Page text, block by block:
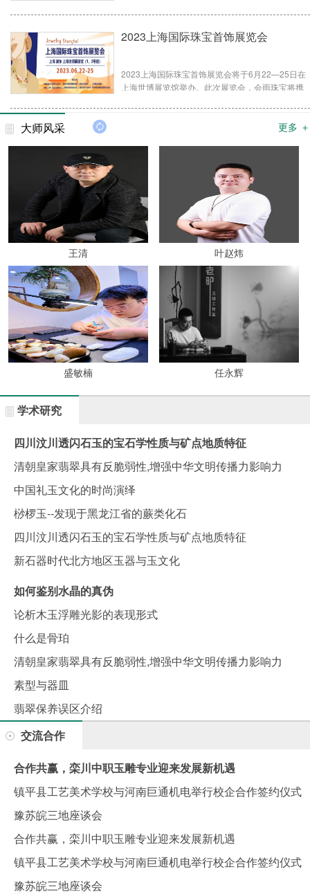
势与新商机。
2023上海国际珠宝首饰展览会
2023上海国际珠宝首饰展览会将于6月22—25日在
上海世博展览馆举办。此次展览会，会雨珠宝将携
华之美，弘扬翡翠文化”。会雨珠宝位于中国翡翠原
大师风采 更多 ＋
王清 叶赵炜
盛敏楠 任永辉
学术研究
四川汶川透闪石玉的宝石学性质与矿点地质特征
清朝皇家翡翠具有反脆弱性,增强中华文明传播力影响力
中国礼玉文化的时尚演绎
桫椤玉--发现于黑龙江省的蕨类化石
四川汶川透闪石玉的宝石学性质与矿点地质特征
新石器时代北方地区玉器与玉文化
如何鉴别水晶的真伪
论析木玉浮雕光影的表现形式
什么是骨珀
清朝皇家翡翠具有反脆弱性,增强中华文明传播力影响力
素型与器皿
翡翠保养误区介绍
交流合作
合作共赢，栾川中职玉雕专业迎来发展新机遇
镇平县工艺美术学校与河南巨通机电举行校企合作签约仪式
豫苏皖三地座谈会
合作共赢，栾川中职玉雕专业迎来发展新机遇
镇平县工艺美术学校与河南巨通机电举行校企合作签约仪式
豫苏皖三地座谈会